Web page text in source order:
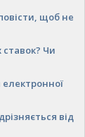
щоб не
Чи
від